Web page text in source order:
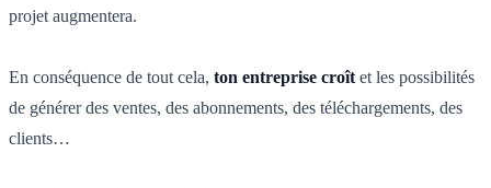
projet augmentera.
En conséquence de tout cela, ton entreprise croît et les possibilités
de générer des ventes, des abonnements, des téléchargements, des
clients…